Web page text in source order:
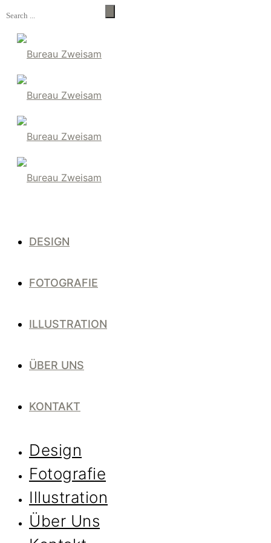
DESIGN
FOTOGRAFIE
ILLUSTRATION
ÜBER UNS
KONTAKT
Design
Fotografie
Illustration
Über Uns